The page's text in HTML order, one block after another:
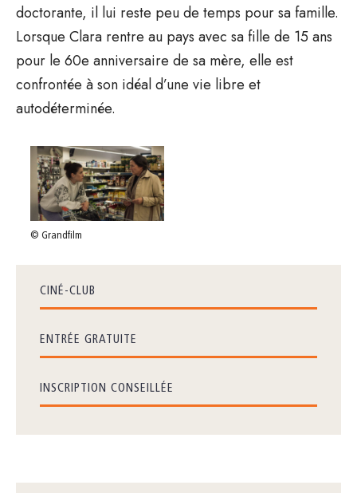
doctorante, il lui reste peu de temps pour sa famille.
Lorsque Clara rentre au pays avec sa fille de 15 ans
pour le 60e anniversaire de sa mère, elle est
confrontée à son idéal d’une vie libre et
autodéterminée.
© Grandfilm
CINÉ-CLUB
ENTRÉE GRATUITE
INSCRIPTION CONSEILLÉE